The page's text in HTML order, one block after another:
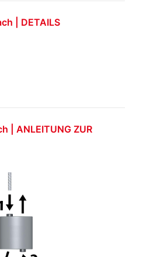
| DETAILS
| ANLEITUNG ZUR